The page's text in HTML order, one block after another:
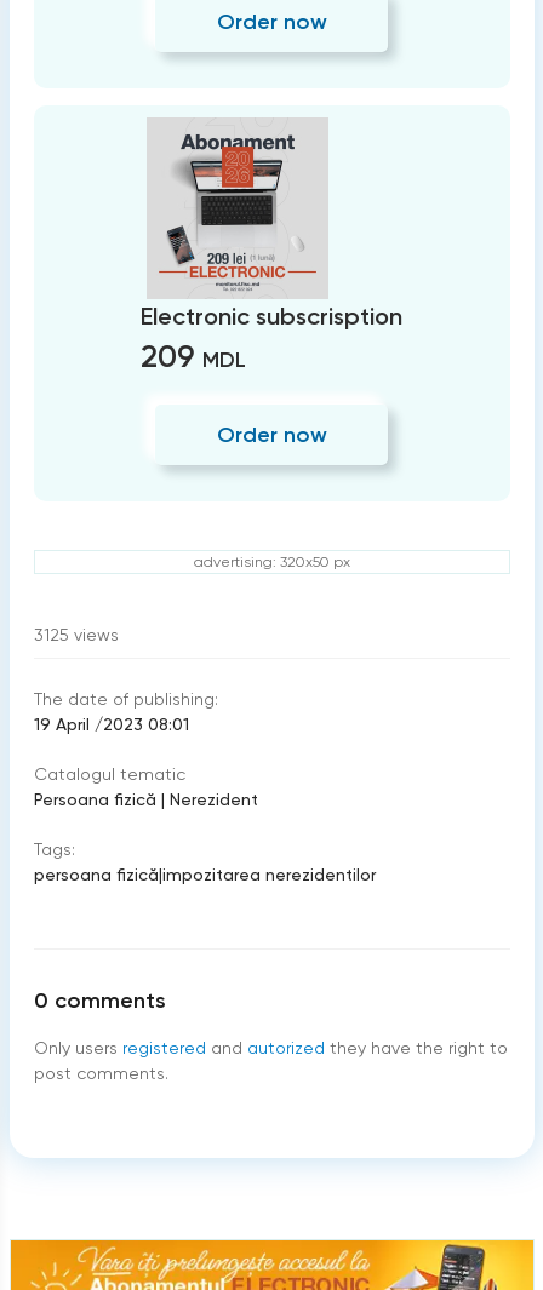
Order now
Electronic subscrisption
209 MDL
Order now
advertising: 320x50 px
3125 views
The date of publishing:
19 April /2023 08:01
Catalogul tematic
Persoana fizică | Nerezident
Tags:
persoana fizică|impozitarea nerezidentilor
0 comments
Only users registered and autorized they have the right to
post comments.